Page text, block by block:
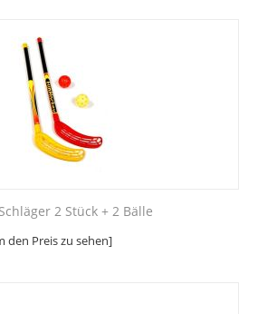
2 Stück + 2 Bälle
den Preis zu sehen]